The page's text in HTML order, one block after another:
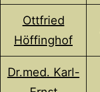
Ottfried
Höffinghof
Dr.med. Karl-